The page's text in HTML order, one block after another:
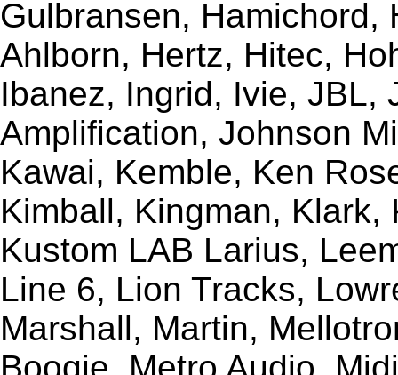
Gulbransen, Hamichord,
Ahlborn, Hertz, Hitec,
Ibanez, Ingrid, Ivie, JBL,
Amplification, Johnson
Kawai, Kemble, Ken
Kimball, Kingman,
Kustom LAB Larius,
Line 6, Lion Tracks,
Marshall, Martin,
Boogie, Metro Audio,